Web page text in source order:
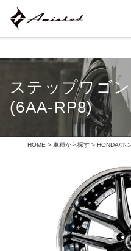
ステップワゴ
(6AA-RP8)
HOME > 車種から探す > HONDA/ホ